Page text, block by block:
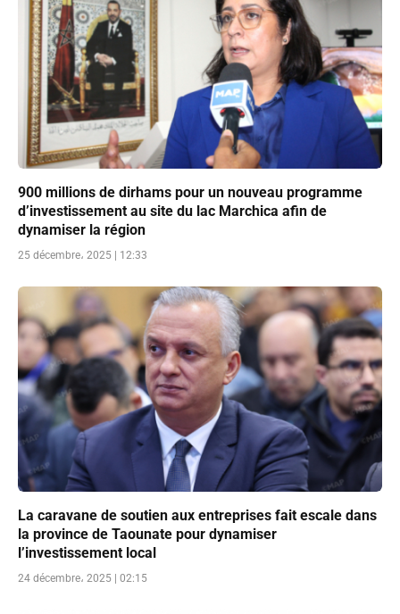
900 millions de dirhams pour un nouveau programme
d’investissement au site du lac Marchica afin de
dynamiser la région
25 décembre، 2025 | 12:33
La caravane de soutien aux entreprises fait escale dans
la province de Taounate pour dynamiser
l’investissement local
24 décembre، 2025 | 02:15